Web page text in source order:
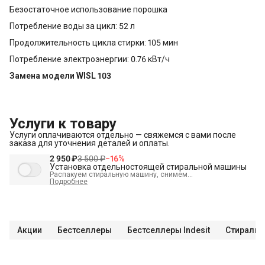
Безостаточное использование порошка
Потребление воды за цикл: 52 л
Продолжительность цикла стирки: 105 мин
Потребление электроэнергии: 0.76 кВт/ч
Замена модели WISL 103
Услуги к товару
Услуги оплачиваются отдельно — свяжемся с вами после
заказа для уточнения деталей и оплаты.
2 950 ₽3 500 ₽−16%
Установка отдельностоящей стиральной машины
Распакуем стиральную машину, снимем
транспортировочные болты, выставим по уровню и
подключим к электрике, водоснабжению и канализации
Проверка работоспособности
Подробнее
Акции Бестселлеры Бестселлеры Indesit